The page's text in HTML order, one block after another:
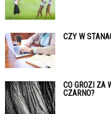
CZY W
CO GROZI ZA
CZARNO?